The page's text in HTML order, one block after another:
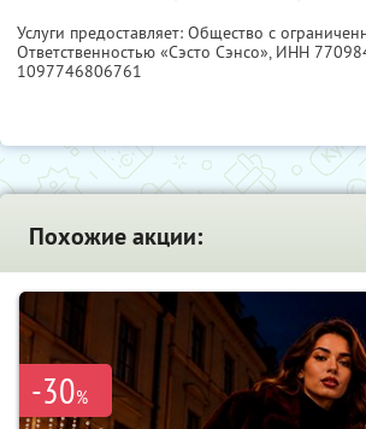
Услуги предоставляет: Общество с
Ответственностью «Сэсто Сэнсо», ИНН
1097746806761
Похожие акции:
-30%